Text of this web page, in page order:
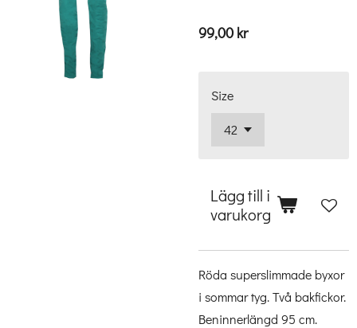
99,00 kr
Size
Lägg till i
varukorg
Röda superslimmade byxor
i sommar tyg. Två bakfickor.
Beninnerlängd 95 cm.